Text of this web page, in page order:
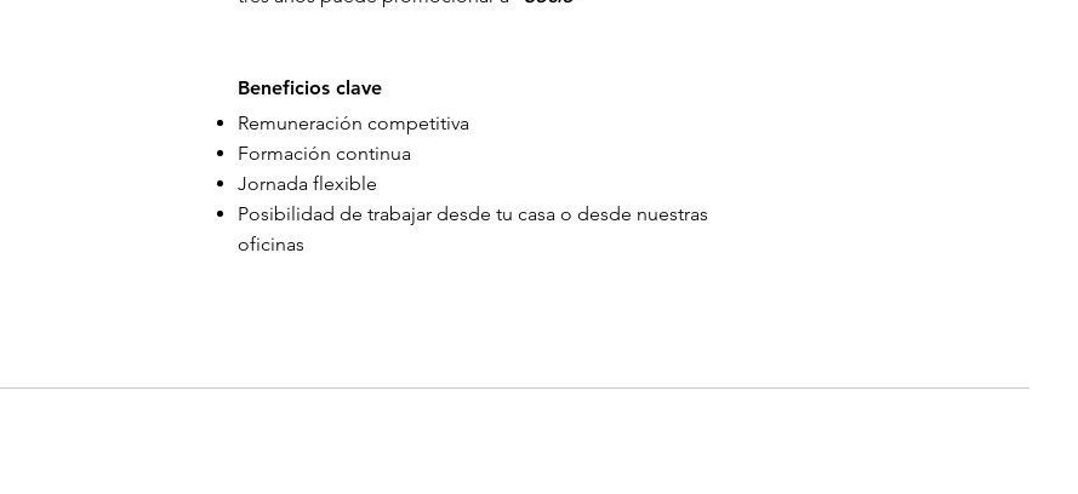
Beneficios clave
Remuneración competitiva
Formación continua
Jornada flexible
Posibilidad de trabajar desde tu casa o desde nuestras
oficinas